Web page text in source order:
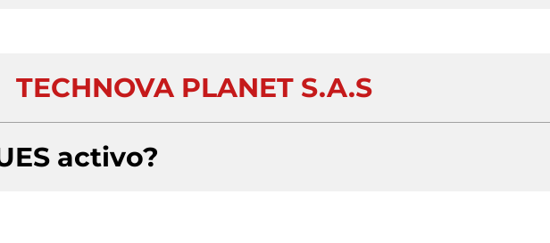
TECHNOVA PLANET S.A.S
activo?